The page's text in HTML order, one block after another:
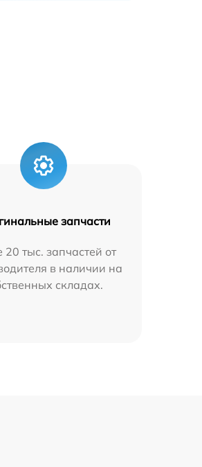
запчасти
20 тыс. запчастей от
в наличии на
складах.